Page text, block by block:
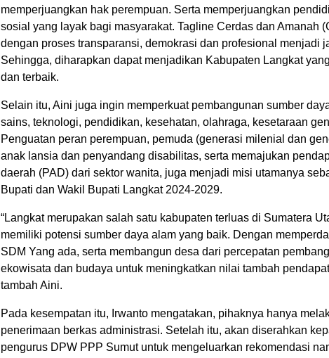
memperjuangkan hak perempuan. Serta memperjuangkan
sosial yang layak bagi masyarakat. Tagline Cerdas dan Amanah
dengan proses transparansi, demokrasi dan profesional menjadi
Sehingga, diharapkan dapat menjadikan Kabupaten Langkat
dan terbaik.
Selain itu, Aini juga ingin memperkuat pembangunan sumber
sains, teknologi, pendidikan, kesehatan, olahraga, kesetaraan
Penguatan peran perempuan, pemuda (generasi milenial dan
anak lansia dan penyandang disabilitas, serta memajukan
daerah (PAD) dari sektor wanita, juga menjadi misi utamanya
Bupati dan Wakil Bupati Langkat 2024-2029.
“Langkat merupakan salah satu kabupaten terluas di Sumatera
memiliki potensi sumber daya alam yang baik. Dengan
SDM Yang ada, serta membangun desa dari percepatan
ekowisata dan budaya untuk meningkatkan nilai tambah
tambah Aini.
Pada kesempatan itu, Irwanto mengatakan, pihaknya hanya
penerimaan berkas administrasi. Setelah itu, akan diserahkan
pengurus DPW PPP Sumut untuk mengeluarkan rekomendasi